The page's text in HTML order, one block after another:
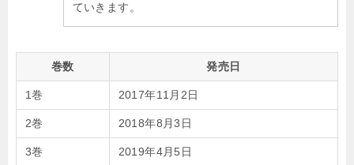
ていきます。
巻数 発売日
1巻 2017年11月2日
2巻 2018年8月3日
3巻 2019年4月5日